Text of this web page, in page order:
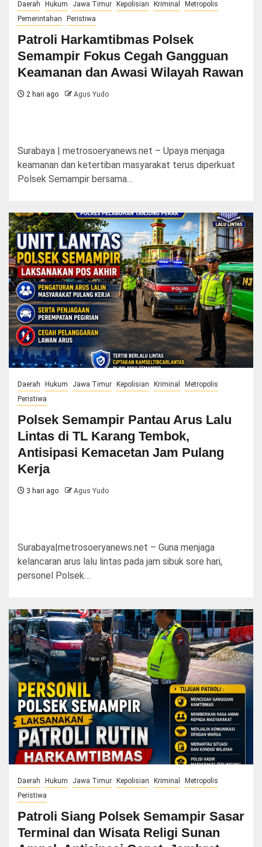
Daerah Hukum Jawa Timur Kepolisian Kriminal
Metropolis
Pemerintahan
Peristiwa
Patroli Harkamtibmas Polsek
Semampir Fokus Cegah Gangguan
Keamanan dan Awasi Wilayah Rawan
2 hari ago Agus Yudo
Surabaya | metrosoeryanews.net – Upaya menjaga
keamanan dan ketertiban masyarakat terus diperkuat
Polsek Semampir bersama…
Daerah Hukum Jawa Timur Kepolisian Kriminal
Metropolis
Peristiwa
Polsek Semampir Pantau Arus Lalu
Lintas di TL Karang Tembok,
Antisipasi Kemacetan Jam Pulang
Kerja
3 hari ago Agus Yudo
Surabaya|metrosoeryanews.net – Guna menjaga
kelancaran arus lalu lintas pada jam sibuk sore hari,
personel Polsek…
Daerah Hukum Jawa Timur Kepolisian Kriminal
Metropolis
Peristiwa
Patroli Siang Polsek Semampir Sasar
Terminal dan Wisata Religi Sunan